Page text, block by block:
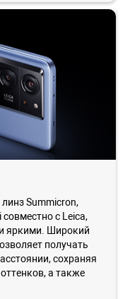
Summicron,
с Leica,
яркими. Широкий
получать
сохраняя
а также